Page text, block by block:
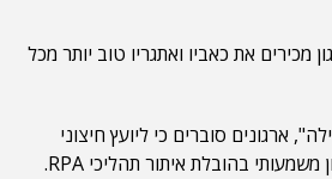
מכירים את כאביו ואתגריו טוב יותר מכל
ארגונים סוברים כי ליועץ חיצוני